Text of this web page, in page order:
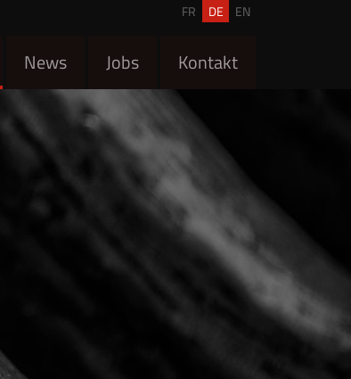
FR DE EN
News Jobs Kontakt